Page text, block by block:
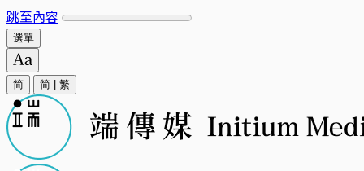
跳至內容
選單
简 简 繁